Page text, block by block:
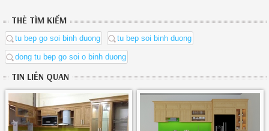
THẺ TÌM KIẾM
tu bep go soi binh duong tu bep soi binh duong
dong tu bep go soi o binh duong
TIN LIÊN QUAN